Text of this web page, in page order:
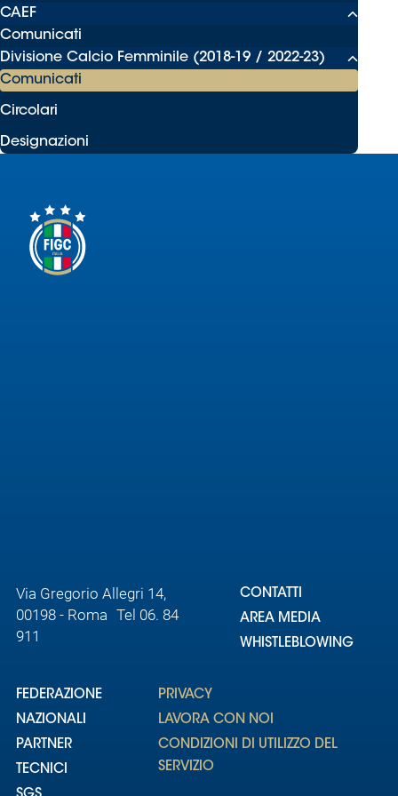
CAEF
Comunicati
Divisione Calcio Femminile (2018-19 / 2022-23)
Comunicati
Circolari
Designazioni
Via Gregorio Allegri 14,
00198 - Roma Tel 06. 84
911
CONTATTI
AREA MEDIA
WHISTLEBLOWING
FEDERAZIONE
NAZIONALI
PARTNER
TECNICI
PRIVACY
LAVORA CON NOI
CONDIZIONI DI UTILIZZO DEL
SERVIZIO